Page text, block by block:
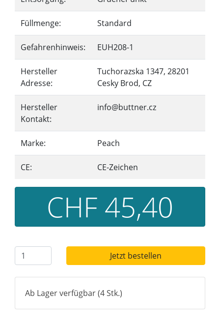
Füllmenge: Standard
Gefahrenhinweis: EUH208-1
Hersteller
Adresse:
Tuchorazska 1347, 28201
Cesky Brod, CZ
Hersteller
Kontakt:
info@buttner.cz
Marke: Peach
CE: CE-Zeichen
CHF 45,40
Jetzt bestellen
Ab Lager verfügbar (4 Stk.)